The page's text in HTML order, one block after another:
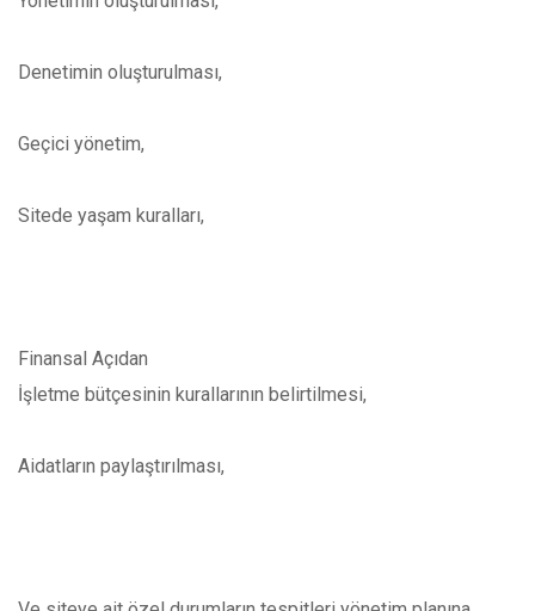
Denetimin oluşturulması,
Geçici yönetim,
Sitede yaşam kuralları,
Finansal Açıdan
İşletme bütçesinin kurallarının belirtilmesi,
Aidatların paylaştırılması,